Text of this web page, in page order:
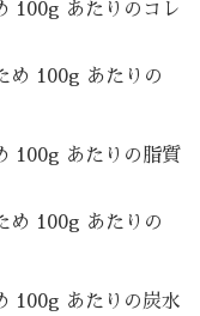
100g あたりのコレ
め 100g あたりの
100g あたりの脂質
め 100g あたりの
100g あたりの炭水